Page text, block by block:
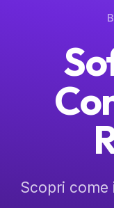
Scopri come